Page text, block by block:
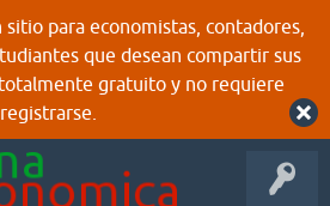
para economistas, contadores,
que desean compartir sus
gratuito y no requiere
registrarse.